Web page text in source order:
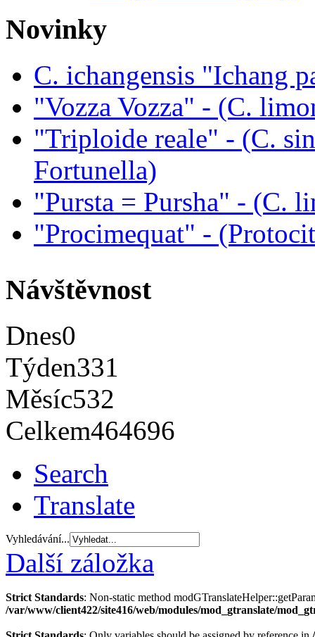
Novinky
C. ichangensis "Ichang
"Vozza Vozza" - (C.
"Triploide reale" - (C.
Fortunella)
"Pursta = Pursha" - (C.
"Procimequat" -
Návštěvnost
Dnes0
Týden331
Měsíc532
Celkem464696
Search
Translate
Vyhledávání...
Další záložka
Strict Standards: Non-static method
/var/www/client422/site416/web/modules/mod_gtranslate/